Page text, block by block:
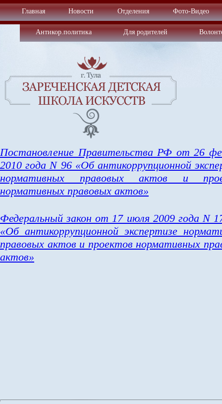
Главная Новости Отделения Фото-Видео
Антикор.политика Для родителей
Постановление Правительства РФ от 26
2010 года N 96 «Об антикоррупционной
нормативных правовых актов и
нормативных правовых актов»
Федеральный закон от 17 июля 2009 года N
«Об антикоррупционной экспертизе
правовых актов и проектов нормативных
актов»